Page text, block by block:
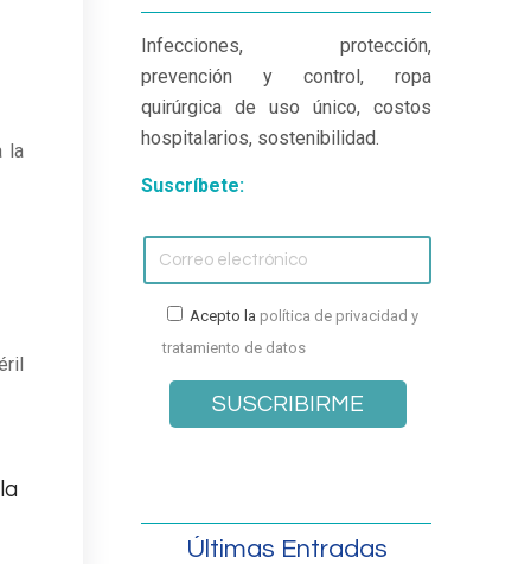
la
Infecciones, protección,
prevención y control, ropa
quirúrgica de uso único, costos
hospitalarios, sostenibilidad.
Suscríbete:
Acepto la política de privacidad y
tratamiento de datos
Últimas Entradas